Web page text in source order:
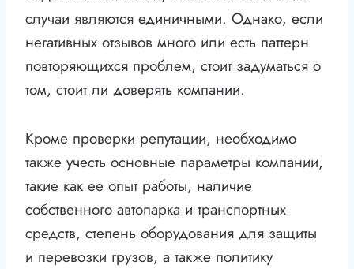
случаи являются единичными. Однако, если
негативных отзывов много или есть паттерн
повторяющихся проблем, стоит задуматься о
том, стоит ли доверять компании.
Кроме проверки репутации, необходимо
также учесть основные параметры компании,
такие как ее опыт работы, наличие
собственного автопарка и транспортных
средств, степень оборудования для защиты
и перевозки грузов, а также политику